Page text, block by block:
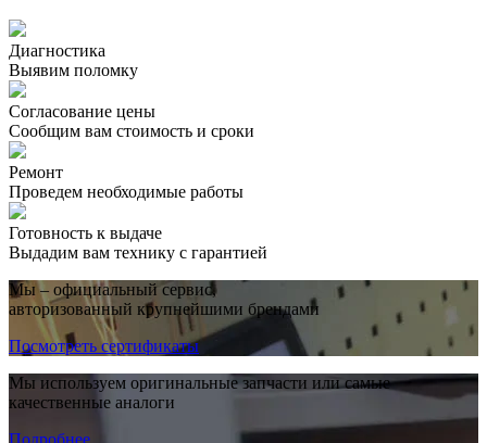
Диагностика
Выявим поломку
Согласование цены
Сообщим вам стоимость и сроки
Ремонт
Проведем необходимые работы
Готовность к выдаче
Выдадим вам технику с гарантией
Мы – официальный сервис,
авторизованный крупнейшими брендами
Посмотреть сертификаты
Мы используем оригинальные запчасти или самые
качественные аналоги
Подробнее